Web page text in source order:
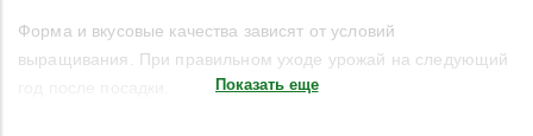
Форма и вкусовые качества зависят от условий
выращивания. При правильном уходе урожай на следующий
Показать еще